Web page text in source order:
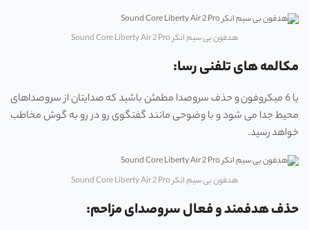
هدفون بی سیم انکر Sound Core Liberty Air 2 Pro
مکالمه‌ های تلفنی رسا:
با 6 میکروفون و حذف سروصدا مطمئن باشید که صدایتان از سروصداهای
محیط جدا می‌ شود و با وضوحی مانند گفتگوی رو در رو به گوش مخاطب
خواهد رسید.
هدفون بی سیم انکر Sound Core Liberty Air 2 Pro
حذف هدفمند و فعال سروصدای مزاحم: